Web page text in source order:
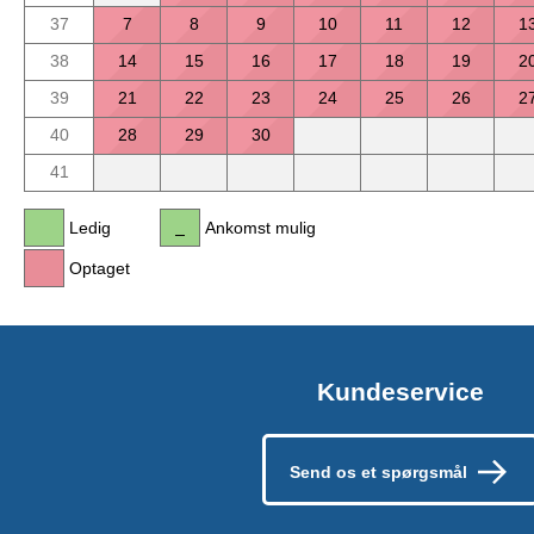
37
7 8 9 10 11 12
38
14 15 16 17 18 19
39
21 22 23 24 25 26
40
28 29
30
41
Ledig
Optaget
Ankomst mulig
Kundeservice
Send os et spørgsmål